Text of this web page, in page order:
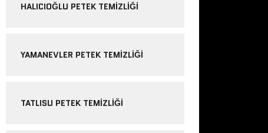
HALICIOĞLU PETEK TEMIZLIĞI
YAMANEVLER PETEK TEMIZLIĞI
TATLISU PETEK TEMIZLIĞI